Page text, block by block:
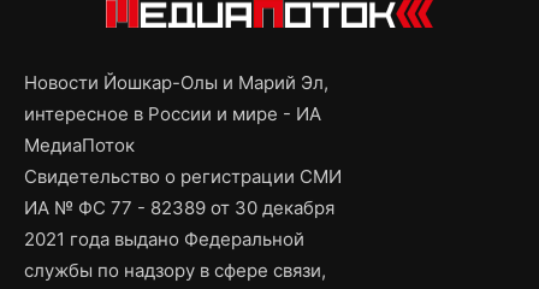
Новости Йошкар-Олы и Марий Эл,
интересное в России и мире - ИА
МедиаПоток
Свидетельство о регистрации СМИ
ИА № ФС 77 - 82389 от 30 декабря
2021 года выдано Федеральной
службы по надзору в сфере связи,